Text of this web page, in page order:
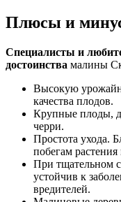
Плюсы и
Специалисты и
достоинства малины
Высокую
качества плодов.
Крупные плоды,
черри.
Простота ухода.
побегам
При тщательном
устойчив к
вредителей.